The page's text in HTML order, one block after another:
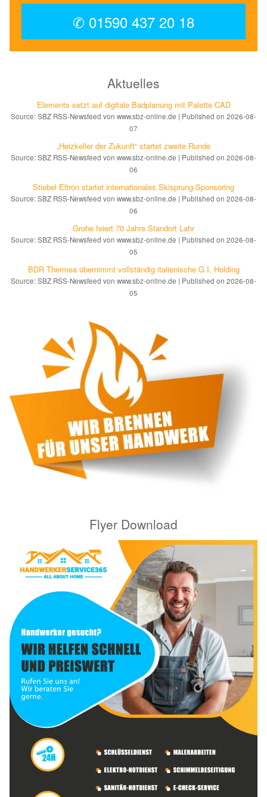
✆ 01590 437 20 18
Aktuelles
Elements setzt auf di­gi­ta­le Bad­pla­nung mit Palette CAD
Source: SBZ RSS-Newsfeed von www.sbz-online.de
Published on 2026-08-
07
„Heizkeller der Zu­kunft“ star­tet zwei­te Run­de
Source: SBZ RSS-Newsfeed von www.sbz-online.de
Published on 2026-08-
06
Stiebel Eltron startet internatio­nales Ski­sprung-Spon­soring
Source: SBZ RSS-Newsfeed von www.sbz-online.de
Published on 2026-08-
06
Grohe feiert 70 Jahre Standort Lahr
Source: SBZ RSS-Newsfeed von www.sbz-online.de
Published on 2026-08-
05
BDR Thermea übernimmt vollständig italienische G.I. Holding
Source: SBZ RSS-Newsfeed von www.sbz-online.de
Published on 2026-08-
05
Flyer Download